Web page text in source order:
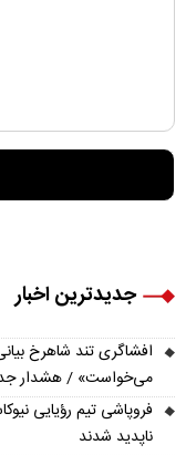
جدیدترین اخبار
می‌خواست» / هشدار
ناپدید شدند